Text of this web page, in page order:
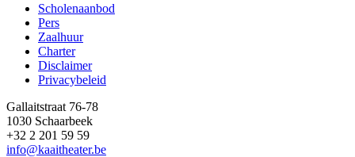
Footer
Scholenaanbod
Pers
Zaalhuur
Charter
Disclaimer
Privacybeleid
Gallaitstraat 76-78
1030 Schaarbeek
+32 2 201 59 59
info@kaaitheater.be